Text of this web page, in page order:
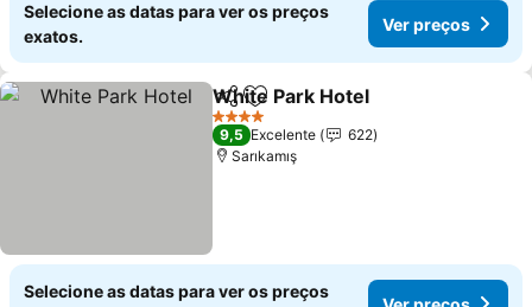
Selecione as datas para ver os preços
exatos.
Ver preços
PartilharAdicionar aos favoritos
White Park Hotel
4 Estrelas
9,5 Excelente
622
Sarıkamış
Selecione as datas para ver os preços